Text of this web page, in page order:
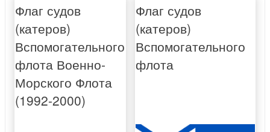
Флаг судов
(катеров)
Вспомогательного
флота Военно-
Морского Флота
(1992-2000)
Флаг судов
(катеров)
Вспомогательного
флота